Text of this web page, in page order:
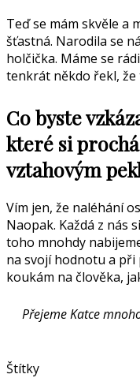
Teď se mám skvěle a
šťastná. Narodila se
holčička. Máme se
tenkrát někdo řekl,
Co byste
které si
vztahovým
Vím jen, že naléhání
Naopak. Každá z nás
toho mnohdy
na svojí hodnotu a při
koukám na člověka,
Přejeme Katce
Štítky